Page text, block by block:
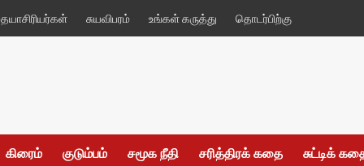
சுயவிபரம் உங்கள் கருத்து தொடர்பிற்கு
கிரைம் குடும்பம் சமூக நீதி சரித்திரக் கதை சுட்டிக்